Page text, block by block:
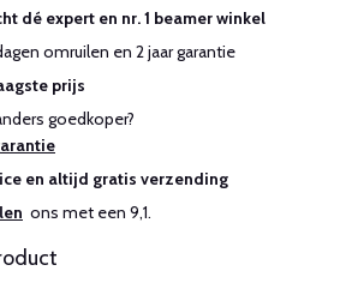
dé expert en nr. 1 beamer winkel
omruilen en 2 jaar garantie
prijs
goedkoper?
en altijd gratis verzending
ons met een 9,1.